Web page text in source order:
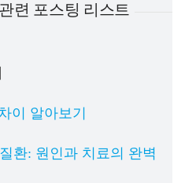
련 포스팅 리스트
이 알아보기
환: 원인과 치료의 완벽